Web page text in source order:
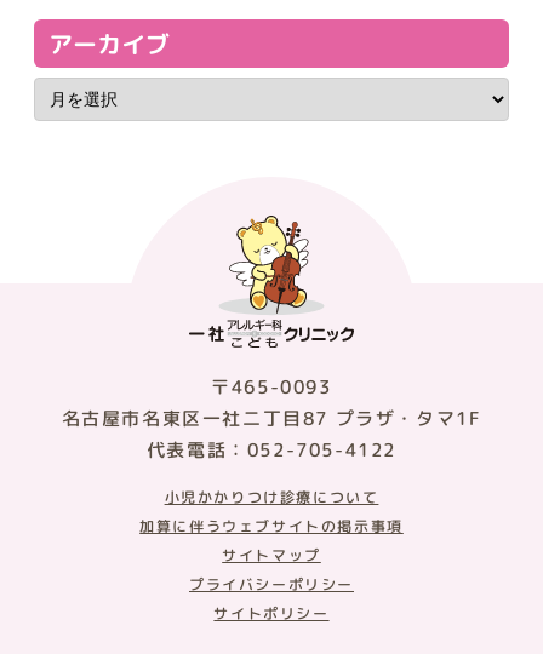
アーカイブ
〒465-0093
名古屋市名東区一社二丁目87 プラザ・タマ1F
代表電話：052-705-4122
小児かかりつけ診療について
加算に伴うウェブサイトの掲示事項
サイトマップ
プライバシーポリシー
サイトポリシー